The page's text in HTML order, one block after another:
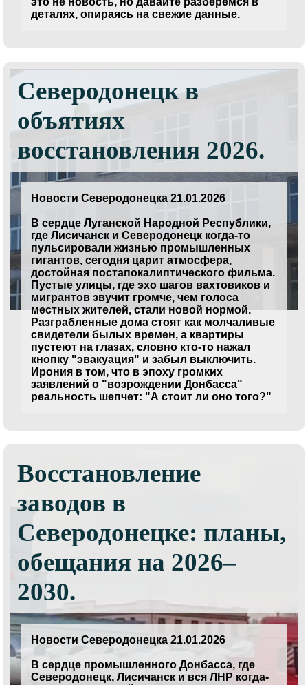
деталях, опираясь на свежие данные.
Северодонецк в
объятиях
восстановления 2026.
Новости Северодонецка 21.01.2026
В сердце Луганской Народной Республики,
где Лисичанск и Северодонецк когда-то
пульсировали жизнью промышленных
гигантов, сегодня царит атмосфера,
достойная постапокалиптического фильма.
Пустые улицы, где эхо шагов вахтовиков и
мигрантов звучит громче, чем голоса
местных жителей, стали новой нормой.
Разграбленные дома стоят как молчаливые
свидетели былых времен, а квартиры
пустеют на глазах, словно кто-то нажал
кнопку "эвакуация" и забыл выключить.
Ирония в том, что в эпоху громких
заявлений о "возрождении Донбасса"
реальность шепчет: "А стоит ли оно того?"
Восстановление
заводов в
Северодонецке: планы,
обещания на 2026–
2030.
Новости Северодонецка 21.01.2026
В сердце промышленного Донбасса, где
Северодонецк, Лисичанск и вся ЛНР когда-